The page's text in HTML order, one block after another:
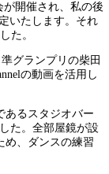
が開催され、私の後
いたします。それ
た。
グランプリの柴田
の動画を活用し
あるスタジオバー
た。全部屋鏡が設
め、ダンスの練習